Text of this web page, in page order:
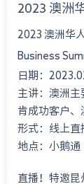
2023 澳洲
2023 澳洲华
Business
International
日期：
主讲：澳洲主
肯成功客户、
形式：线上直
地点：小鹅通
直播！特邀昆